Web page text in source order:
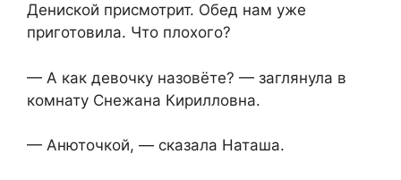
Дениской присмотрит. Обед нам уже
приготовила. Что плохого?
— А как девочку назовёте? — заглянула в
комнату Снежана Кирилловна.
— Анюточкой, — сказала Наташа.